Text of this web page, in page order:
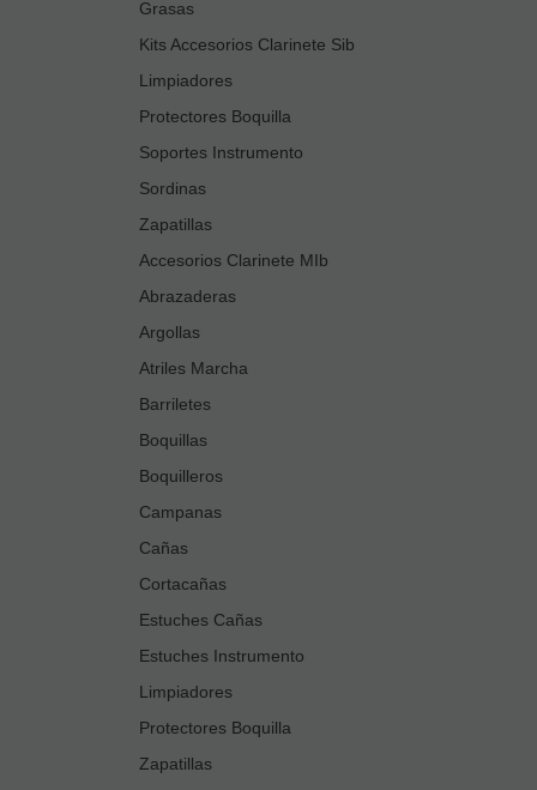
Grasas
Kits Accesorios Clarinete Sib
Limpiadores
Protectores Boquilla
Soportes Instrumento
Sordinas
Zapatillas
Accesorios Clarinete MIb
Abrazaderas
Argollas
Atriles Marcha
Barriletes
Boquillas
Boquilleros
Campanas
Cañas
Cortacañas
Estuches Cañas
Estuches Instrumento
Limpiadores
Protectores Boquilla
Zapatillas